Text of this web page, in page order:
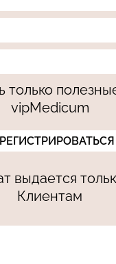
только
vipMedicum
выдается
Клиентам